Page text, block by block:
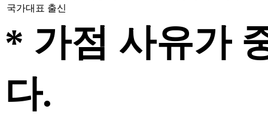
국가대표 출신
* 가점 사유가
다.